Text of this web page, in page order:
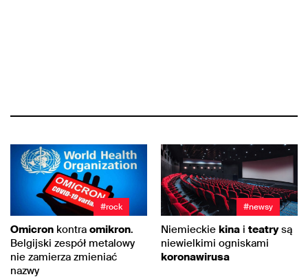
#rock
Omicron kontra omikron.
Belgijski zespół metalowy
nie zamierza zmieniać
nazwy
#newsy
Niemieckie kina i teatrysą
niewielkimi ogniskami
koronawirusa